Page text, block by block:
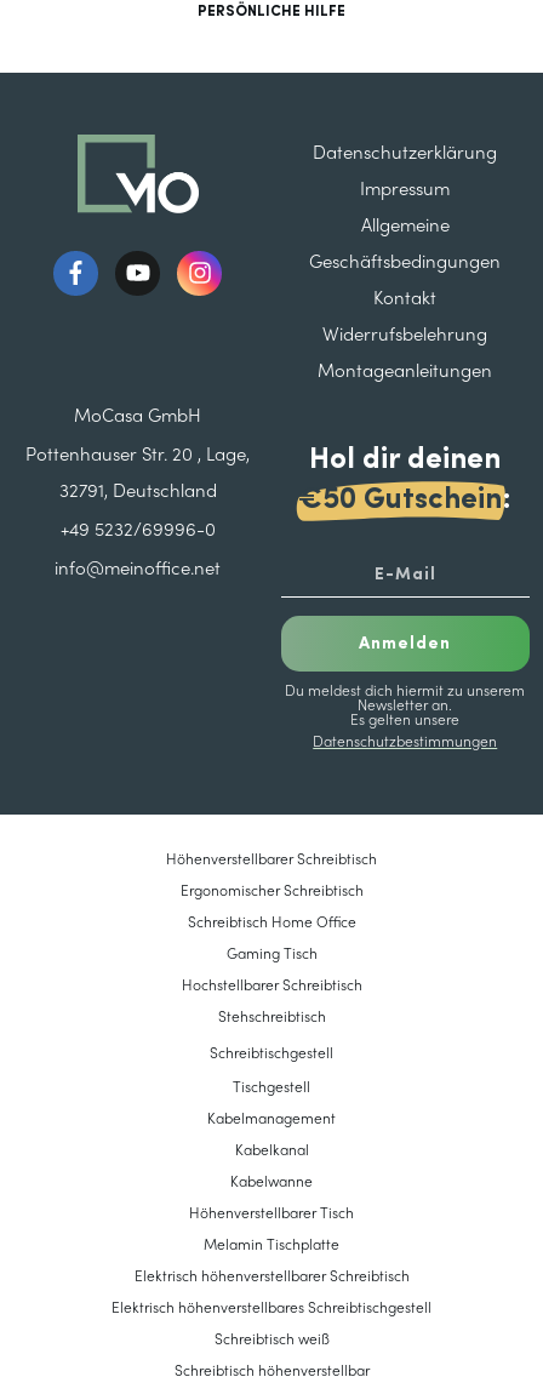
PERSÖNLICHE HILFE
Datenschutzerklärung
Impressum
Allgemeine
Geschäftsbedingungen
Kontakt
Widerrufsbelehrung
Montageanleitungen
MoCasa GmbH
Pottenhauser Str. 20 , Lage,
32791, Deutschland
+49 5232/69996-0
info@meinoffice.net
Hol dir deinen
€50 Gutschein:
Anmelden
Du meldest dich hiermit zu unserem
Newsletter an.
Es gelten unsere
Datenschutzbestimmungen
Höhenverstellbarer Schreibtisch
Ergonomischer Schreibtisch
Schreibtisch Home Office
Gaming Tisch
Hochstellbarer Schreibtisch
Stehschreibtisch
Schreibtischgestell
Tischgestell
Kabelmanagement
Kabelkanal
Kabelwanne
Höhenverstellbarer Tisch
Melamin Tischplatte
Elektrisch höhenverstellbarer Schreibtisch
Elektrisch höhenverstellbares Schreibtischgestell
Schreibtisch weiß
Schreibtisch höhenverstellbar